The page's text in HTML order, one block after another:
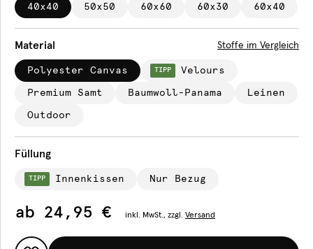
40x40 50x50 60x60 60x30 60x40
Material Stoffe im Vergleich
Polyester Canvas TIPP Velours
Premium Samt Baumwoll-Panama Leinen
Outdoor
Füllung
TIPP Innenkissen Nur Bezug
ab 24,95 € inkl. MwSt., zzgl. Versand